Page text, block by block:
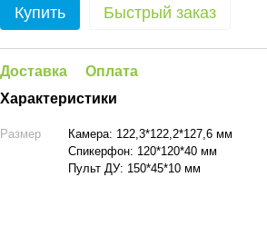
Купить Быстрый заказ
Доставка
Оплата
Характеристики
Размер
Камера: 122,3*122,2*127,6 мм
Спикерфон: 120*120*40 мм
Пульт ДУ: 150*45*10 мм